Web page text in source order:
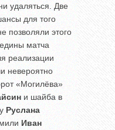
удаляться. Две
для того
позволяли этого
матча
реализации
невероятно
«Могилёва»
и шайба в
Руслана
Иван